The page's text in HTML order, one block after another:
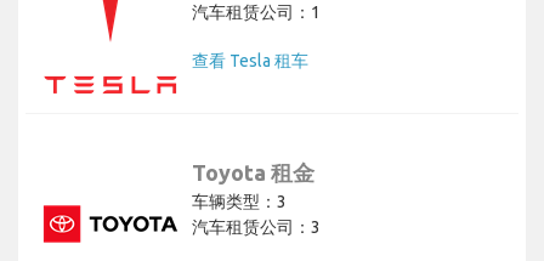
汽车租赁公司：1
查看 Tesla 租车
Toyota 租金
车辆类型：3
汽车租赁公司：3